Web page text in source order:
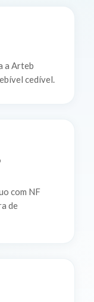
a Arteb
cedível.
com NF
de